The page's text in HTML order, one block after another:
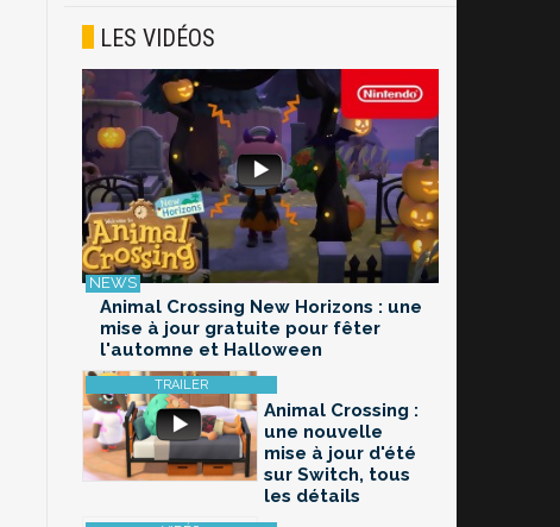
LES VIDÉOS
Animal Crossing New Horizons : une
mise à jour gratuite pour fêter
l'automne et Halloween
Animal Crossing :
une nouvelle
mise à jour d'été
sur Switch, tous
les détails